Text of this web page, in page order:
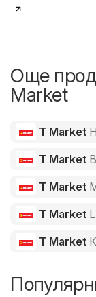
Още
Market
T Market
T Market
T Market
T Market
T Market